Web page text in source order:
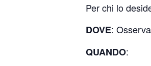
Per chi lo
DOVE:
QUANDO: